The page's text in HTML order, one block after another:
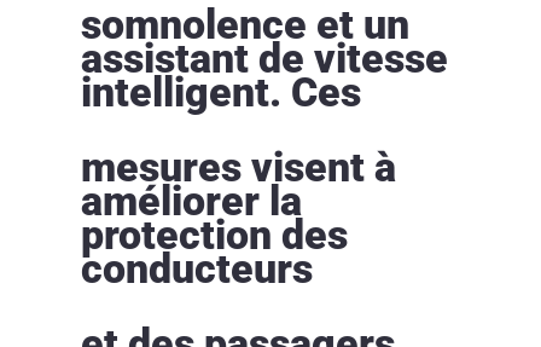
somnolence et un
assistant de vitesse
intelligent. Ces
mesures visent à
améliorer la
protection des
conducteurs